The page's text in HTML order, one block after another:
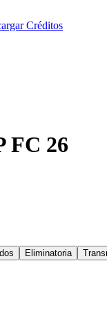
Créditos
FC 26
Eliminatoria